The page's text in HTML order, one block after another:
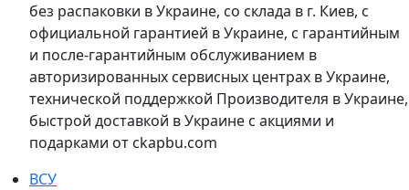
без распаковки в Украине, со склада в г. Киев, с
официальной гарантией в Украине, с гарантийным
и после-гарантийным обслуживанием в
авторизированных сервисных центрах в Украине,
технической поддержкой Производителя в Украине,
быстрой доставкой в Украине с акциями и
подарками от ckapbu.com
ВСУ